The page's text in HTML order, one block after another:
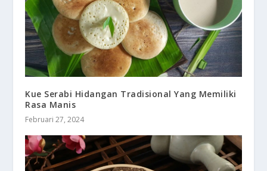
Kue Serabi Hidangan Tradisional Yang Memiliki
Rasa Manis
Februari 27, 2024